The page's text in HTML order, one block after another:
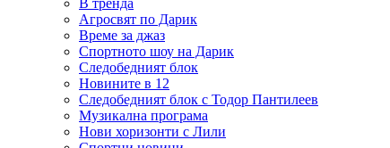
В тренда
Агросвят по Дарик
Време за джаз
Спортното шоу на Дарик
Следобедният блок
Новините в 12
Следобедният блок с Тодор Пантилеев
Музикална програма
Нови хоризонти с Лили